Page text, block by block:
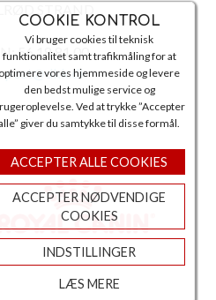
COOKIE KONTROL
Vi bruger cookies til teknisk
funktionalitet samt trafikmåling for at
optimere vores hjemmeside og levere
den bedst mulige service og
Ved at trykke ”Accepter
giver du samtykke til disse formål.
ACCEPTER ALLE COOKIES
ACCEPTER NØDVENDIGE
COOKIES
INDSTILLINGER
LÆS MERE
STRAND
56 18 81 00
post@dkk.dk